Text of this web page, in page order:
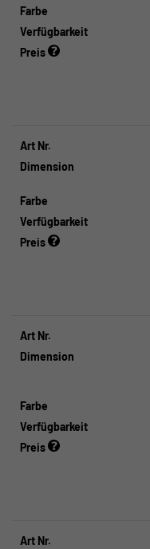
Farbe
Verfügbarkeit
Preis
Art Nr.
Dimension
Farbe
Verfügbarkeit
Preis
Art Nr.
Dimension
Farbe
Verfügbarkeit
Preis
Art Nr.